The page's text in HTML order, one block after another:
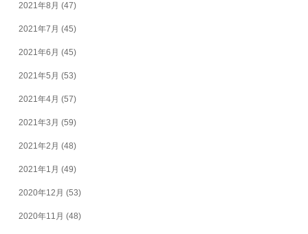
2021年8月 (47)
2021年7月 (45)
2021年6月 (45)
2021年5月 (53)
2021年4月 (57)
2021年3月 (59)
2021年2月 (48)
2021年1月 (49)
2020年12月 (53)
2020年11月 (48)